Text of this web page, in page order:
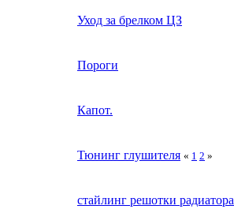
Уход за брелком ЦЗ
Пороги
Капот.
Тюнинг глушителя « 1 2 »
стайлинг решотки радиатора